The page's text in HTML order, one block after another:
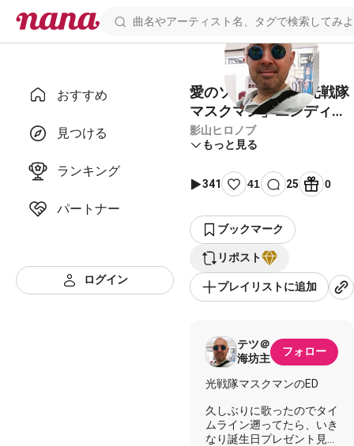
おすすめ
見つける
ランキング
パートナー
ログイン
愛のソルジャー 「光戦隊
マスクマン」エンディン
グ曲
影山ヒロノブ
もっと見る
341 41 25 0
ブックマーク
リポスト
プレイリストに追加
テツ＠
海坊主
フォロー
光戦隊マスクマンのED
久しぶりに歌ったのでタイ
ムライン遡ってたら、いき
なり誕生日プレゼント見つ